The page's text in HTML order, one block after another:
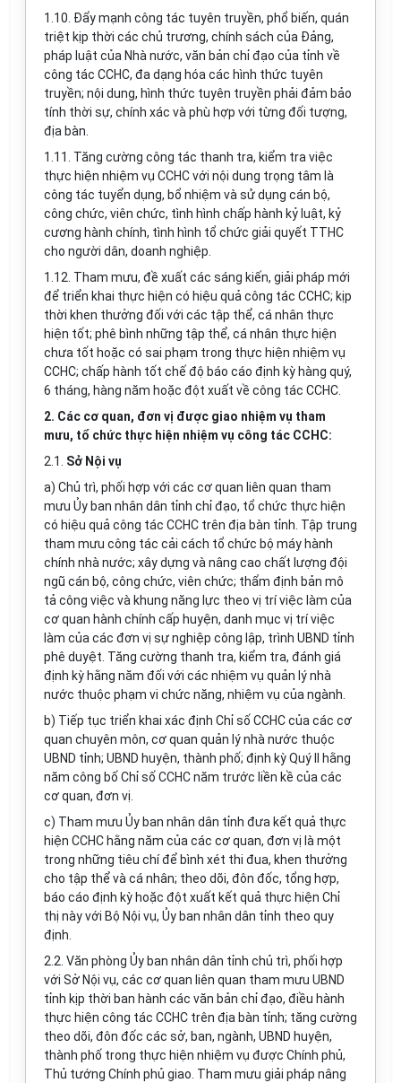
1.10. Đẩy mạnh công tác tuyên truyền, phổ biến, quán
triệt kịp thời các chủ trương, chính sách của Đảng,
pháp luật của Nhà nước, văn bản chỉ đạo của tỉnh về
công tác CCHC, đa dạng hóa các hình thức tuyên
truyền; nội dung, hình thức tuyên truyền phải đảm bảo
tính thời sự, chính xác và phù hợp với từng đối tượng,
địa bàn
1.11. Tăng cường công tác thanh tra, kiểm tra việc
thực hiện nhiệm vụ CCHC với nội dung trọng tâm là
công tác tuyển dụng, bổ nhiệm và sử dụng cán bộ,
công chức, viên chức, tình hình chấp hành kỷ luật, kỷ
cương hành chính, tình hình tổ chức giải quyết TTHC
cho người dân, doanh nghiệp.
1 .12. Tham mưu, đề xuất các sáng kiến, giải pháp mới
để triển khai thực hiện có hiệu quả công tác CCHC; kịp
thời khen thưởng đối với các tập thể, cá nhân thực
hiện tốt; phê bình những tập thể, cá nhân thực hiện
chưa tốt hoặc có sai phạm trong thực hiện nhiệm vụ
CCHC; chấp hành tốt chế độ báo cáo định kỳ hàng quý,
6 tháng, hàng năm hoặc đột xuất về công tác CCHC.
2. Các cơ quan, đơn vị được giao nhiệm vụ tham
mưu, tổ chức thực hiện nhiệm vụ công tác CCHC:
2.1.
Sở Nội vụ
a) Chủ trì, phối hợp với các cơ quan liên quan tham
mưu Ủy ban nhân dân tỉnh chỉ đạo, tổ chức thực hiện
có hiệu quả công tác CCHC trên địa bàn tỉnh. Tập trung
tham mưu công tác cải cách tổ chức bộ máy hành
chính nhà nước; xây dựng và nâng cao chất lượng đội
ngũ cán bộ, công chức, viên chức; thẩm định bản mô
tả công việc và khung năng lực theo vị trí việc làm của
cơ quan hành chính cấp huyện, danh mục vị trí việc
làm của các đơn vị sự nghiệp công lập, trình UBND tỉnh
phê duyệt. Tăng cường thanh tra, kiểm tra, đánh giá
định kỳ hằng năm đối với các nhiệm vụ quản lý nhà
nước thuộc phạm vi chức năng, nhiệm vụ của ngành.
b) Tiếp tục triển khai xác định Chỉ số CCHC của các cơ
quan chuyên môn, cơ quan quản lý nhà nước thuộc
UBND tỉnh; UBND huyện, thành phố; định kỳ Quý II hằng
năm công bố Chỉ số CCHC năm trước liền kề của các
cơ quan, đơn vị.
c) Tham mưu Ủy ban nhân dân tỉnh đưa kết quả thực
hiện CCHC hằng năm của các cơ quan, đơn vị là một
trong những tiêu chí để bình xét thi đua, khen thưởng
cho tập thể và cá nhân; theo dõi, đôn đốc, tổng hợp,
báo cáo định kỳ hoặc đột xuất kết quả thực hiện Chỉ
thị này với Bộ Nội vụ, Ủy ban nhân dân tỉnh theo quy
định.
2.2. Văn phòng Ủy ban nhân dân tỉnh chủ trì, phối hợp
với Sở Nội vụ, các cơ quan liên quan tham mưu UBND
tỉnh kịp thời ban hành các văn bản chỉ đạo, điều hành
thực hiện công tác CCHC trên địa bàn tỉnh; tăng cường
theo dõi, đôn đốc các sở, ban, ngành, UBND huyện,
thành phố trong thực hiện nhiệm vụ được Chính phủ,
Thủ tướng Chính phủ giao. Tham mưu giải pháp nâng